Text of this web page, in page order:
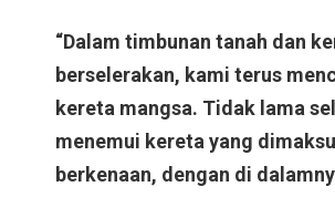
“Dalam timbunan tanah dan
berselerakan, kami terus
kereta mangsa. Tidak lama
menemui kereta yang
berkenaan, dengan di